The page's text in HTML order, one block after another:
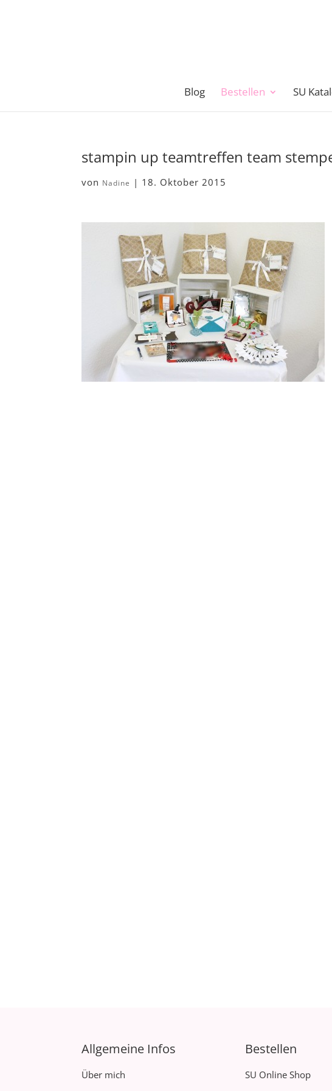
Blog Bestellen SU
stampin up teamtreffen team
von Nadine | 18. Oktober 2015
Allgemeine Infos
Über mich
Bestellen
SU Online Shop